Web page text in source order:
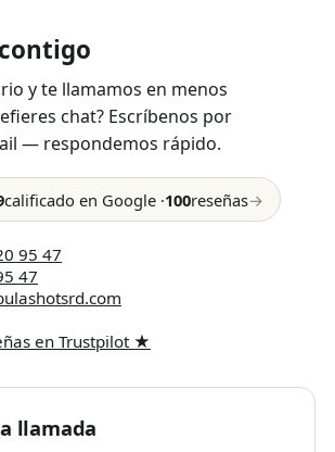
y te llamamos en menos
chat? Escríbenos por
— respondemos rápido.
calificado en Google ·100reseñas→
95 47
47
en Trustpilot★
llamada